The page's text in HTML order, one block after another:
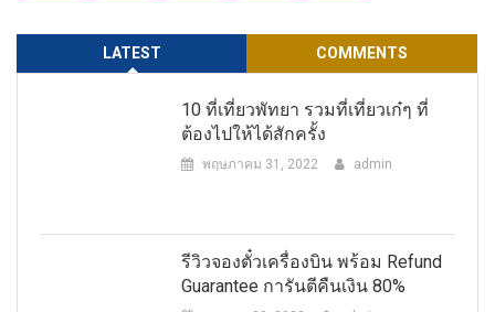
LATEST COMMENTS
10 ที่เที่ยวพัทยา รวมที่เที่ยวเก๋ๆ ที่
ต้องไปให้ได้สักครั้ง
พฤษภาคม 31, 2022 admin
รีวิวจองตั๋วเครื่องบิน พร้อม Refund
Guarantee การันตีคืนเงิน 80%